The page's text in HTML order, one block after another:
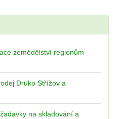
zemědělství regionům
Druko Střížov a
na skladování a